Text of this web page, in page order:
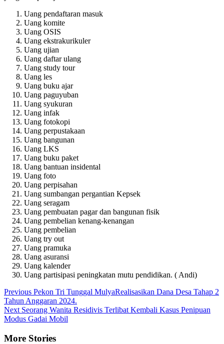
Uang pendaftaran masuk
Uang komite
Uang OSIS
Uang ekstrakurikuler
Uang ujian
Uang daftar ulang
Uang study tour
Uang les
Uang buku ajar
Uang paguyuban
Uang syukuran
Uang infak
Uang fotokopi
Uang perpustakaan
Uang bangunan
Uang LKS
Uang buku paket
Uang bantuan insidental
Uang foto
Uang perpisahan
Uang sumbangan pergantian Kepsek
Uang seragam
Uang pembuatan pagar dan bangunan fisik
Uang pembelian kenang-kenangan
Uang pembelian
Uang try out
Uang pramuka
Uang asuransi
Uang kalender
Uang partisipasi peningkatan mutu pendidikan. ( Andi)
Continue
Reading
Previous Pekon Tri Tunggal MulyaRealisasikan Dana Desa Tahap 2
Tahun Anggaran 2024.
Next Seorang Wanita Residivis Terlibat Kembali Kasus Penipuan
Modus Gadai Mobil
More Stories